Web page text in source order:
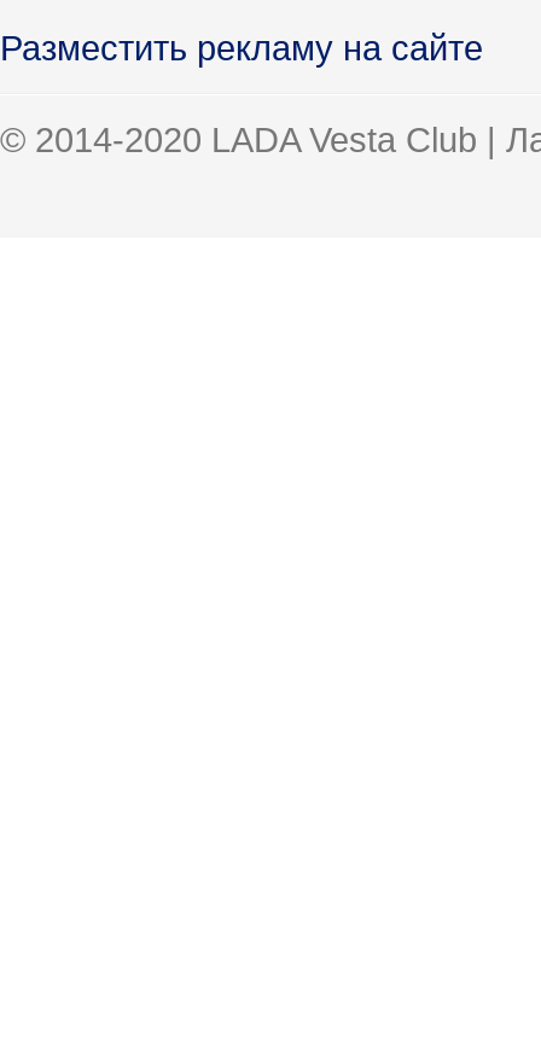
Разместить рекламу на сайте
© 2014-2020 LADA Vesta Club |